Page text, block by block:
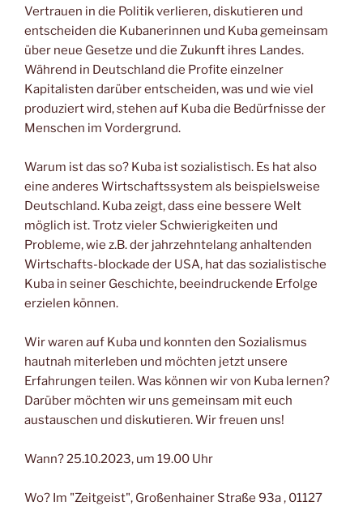
Vertrauen in die Politik verlieren, diskutieren und
entscheiden die Kubanerinnen und Kuba gemeinsam
über neue Gesetze und die Zukunft ihres Landes.
Während in Deutschland die Profite einzelner
Kapitalisten darüber entscheiden, was und wie viel
produziert wird, stehen auf Kuba die Bedürfnisse der
Menschen im Vordergrund.
Warum ist das so? Kuba ist sozialistisch. Es hat also
eine anderes Wirtschaftssystem als beispielsweise
Deutschland. Kuba zeigt, dass eine bessere Welt
möglich ist. Trotz vieler Schwierigkeiten und
Probleme, wie z.B. der jahrzehntelang anhaltenden
Wirtschafts-blockade der USA, hat das sozialistische
Kuba in seiner Geschichte, beeindruckende Erfolge
erzielen können.
Wir waren auf Kuba und konnten den Sozialismus
hautnah miterleben und möchten jetzt unsere
Erfahrungen teilen. Was können wir von Kuba lernen?
Darüber möchten wir uns gemeinsam mit euch
austauschen und diskutieren. Wir freuen uns!
Wann? 25.10.2023, um 19.00 Uhr
Wo? Im "Zeitgeist", Großenhainer Straße 93a , 01127